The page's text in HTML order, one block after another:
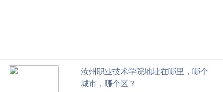
汝州职业技术学院地址在哪里，哪个
城市，哪个区？